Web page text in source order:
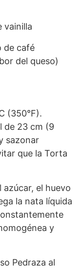
vainilla
de café
del queso)
(350°F).
de 23 cm (9
sazonar
que la Torta
azúcar, el huevo
la nata líquida
y
Pedraza al